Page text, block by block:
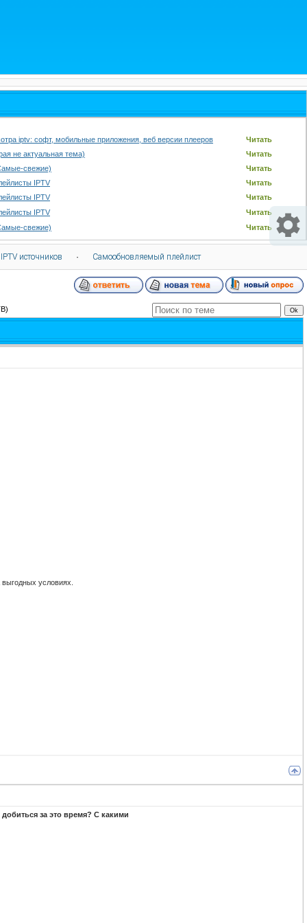
iptv: софт, мобильные приложения, веб версии плееров Читать
не актуальная тема) Читать
свежие) Читать
IPTV Читать
IPTV Читать
IPTV Читать
свежие) Читать
источников · Самообновляемый плейлист
условиях.
за это время? С какими